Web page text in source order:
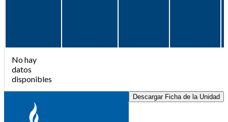
No hay
datos
disponibles
Descargar Ficha de la Unidad